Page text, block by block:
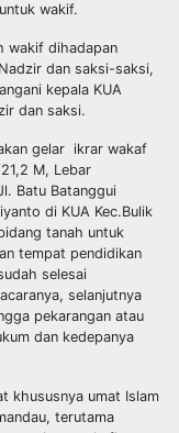
wakif.
wakif dihadapan
dan saksi-saksi,
kepala KUA
dan saksi.
gelar ikrar wakaf
M, Lebar
Batu Batanggui
di KUA Kec.Bulik
tanah untuk
tempat pendidikan
selesai
selanjutnya
pekarangan atau
dan kedepanya
khususnya umat Islam
terutama